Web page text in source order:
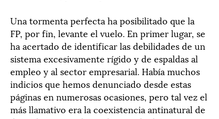
Una tormenta perfecta ha posibilitado que la
FP, por fin, levante el vuelo. En primer lugar, se
ha acertado de identificar las debilidades de un
sistema excesivamente rígido y de espaldas al
empleo y al sector empresarial. Había muchos
indicios que hemos denunciado desde estas
páginas en numerosas ocasiones, pero tal vez el
más llamativo era la coexistencia antinatural de